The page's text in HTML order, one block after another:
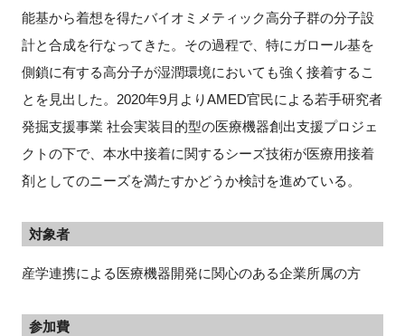
能基から着想を得たバイオミメティック高分子群の分子設
計と合成を行なってきた。その過程で、特にガロール基を
側鎖に有する高分子が湿潤環境においても強く接着するこ
とを見出した。2020年9月よりAMED官民による若手研究者
発掘支援事業 社会実装目的型の医療機器創出支援プロジェ
クトの下で、本水中接着に関するシーズ技術が医療用接着
剤としてのニーズを満たすかどうか検討を進めている。
対象者
産学連携による医療機器開発に関心のある企業所属の方
参加費